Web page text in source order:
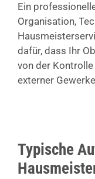
Ein
Organisation,
dafür, dass Ihr
von der
externer
Typische